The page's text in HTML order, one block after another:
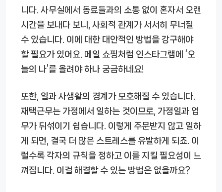
니다. 사무실에서 동료들과의 소통 없이 혼자서 오랜
시간을 보내다 보니, 사회적 관계가 서서히 무너질
수 있습니다. 이에 대한 대안적인 방법을 강구해야
할 필요가 있어요. 메일 쇼핑처럼 인스타그램에 ‘오
늘의 나’를 올려야 하나 궁금하네요!
또한, 일과 사생활의 경계가 모호해질 수 있습니다.
재택근무는 가정에서 일하는 것이므로, 가정일과 업
무가 뒤섞이기 쉽습니다. 이렇게 주문받지 않고 일하
게 되면, 결국 더 많은 스트레스를 유발하게 되죠. 이
럴수록 각자의 규칙을 정하고 이를 지킬 필요성이 느
껴집니다. 이걸 해결할 수 있는 방법은 없을까요?